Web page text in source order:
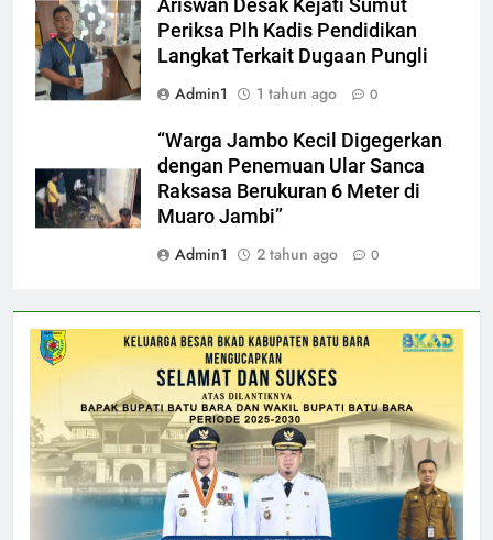
Ariswan Desak Kejati Sumut
Periksa Plh Kadis Pendidikan
Langkat Terkait Dugaan Pungli
Admin1
1 tahun ago 0
“Warga Jambo Kecil Digegerkan
dengan Penemuan Ular Sanca
Raksasa Berukuran 6 Meter di
Muaro Jambi”
Admin1
2 tahun ago 0